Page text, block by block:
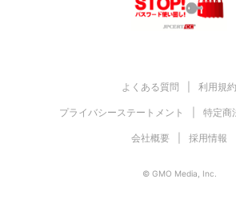
よくある質問 利用規約
プライバシーステートメント 特定商
会社概要 採用情報
© GMO Media, Inc.